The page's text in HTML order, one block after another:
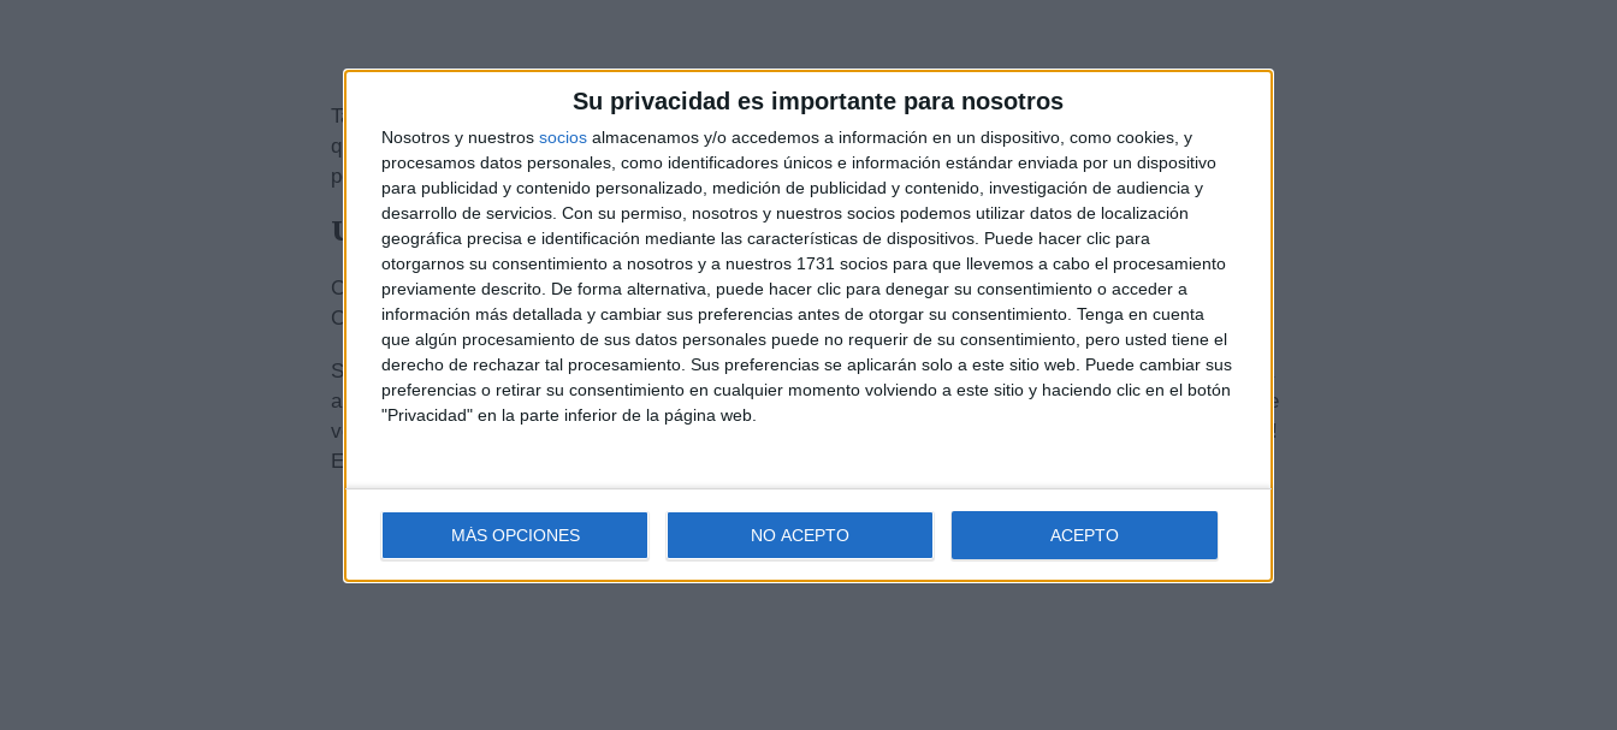
Su privacidad es importante para nosotros
Nosotros y nuestros socios almacenamos y/o accedemos a información en un dispositivo, como cookies, y
procesamos datos personales, como identificadores únicos e información estándar enviada por un dispositivo
para publicidad y contenido personalizado, medición de publicidad y contenido, investigación de audiencia y
desarrollo de servicios. Con su permiso, nosotros y nuestros socios podemos utilizar datos de localización
geográfica precisa e identificación mediante las características de dispositivos. Puede hacer clic para
otorgarnos su consentimiento a nosotros y a nuestros 1731 socios para que llevemos a cabo el procesamiento
previamente descrito. De forma alternativa, puede hacer clic para denegar su consentimiento o acceder a
información más detallada y cambiar sus preferencias antes de otorgar su consentimiento. Tenga en cuenta
que algún procesamiento de sus datos personales puede no requerir de su consentimiento, pero usted tiene el
derecho de rechazar tal procesamiento. Sus preferencias se aplicarán solo a este sitio web. Puede cambiar sus
preferencias o retirar su consentimiento en cualquier momento volviendo a este sitio y haciendo clic en el botón
"Privacidad" en la parte inferior de la página web.
MÁS OPCIONES NO ACEPTO ACEPTO
También compartió una opinión que sorprendió a Sobera, sobre su visión del feminismo actual: «A mí lo
que me gusta es el equilibrio, no me gusta el feminismo de ahora, solo para la igualdad salarial y laboral,
pero no vamos a decir que el hombre y la mujer son iguales porque no lo somos».
Un perfil claro y sin rodeos
Cuando llegó el momento de escribir en un posavasos las cualidades que buscaba en un hombre,
Carolina fue directa: «Caballeroso, con iniciativa y de derechas», escribió sin titubeos.
Su cita, Antonio, llegó al restaurante saludando en francés. Explicó que sus viajes le habían servido para
ampliar su visión del mundo: «Viajar tanto me ha servido para ser mejor persona, cambiando mi forma de
ver las cosas», comentó. Al leer las preferencias políticas de Carolina, reaccionó sorprendido: «¡Hostias!
Está bien, tengo cierta tendencia a la derecha, pero no soy muy derechón, soy liberal».
Anuncios